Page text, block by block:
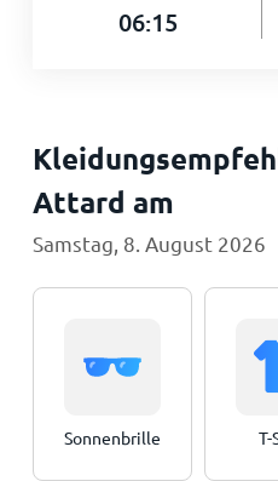
06:15
Attard am
Samstag, 8. August 2026
Sonnenbrille T-